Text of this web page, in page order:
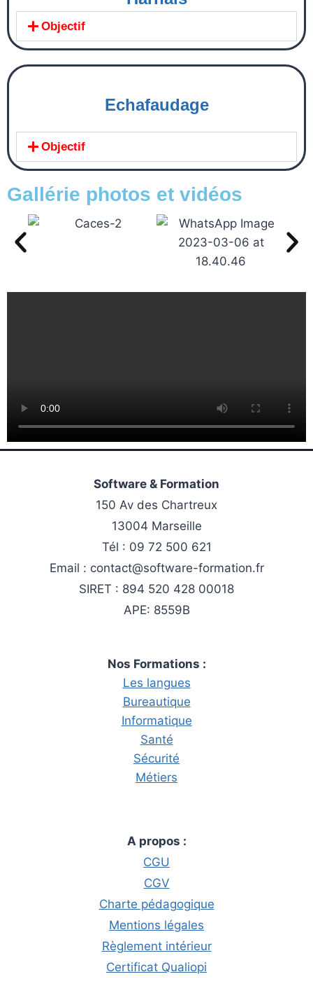
Objectif
Echafaudage
Objectif
Gallérie photos et vidéos
Software & Formation
150 Av des Chartreux
13004 Marseille
Tél : 09 72 500 621
Email : contact@software-formation.fr
SIRET : 894 520 428 00018
APE: 8559B
Nos Formations :
Les langues
Bureautique
Informatique
Santé
Sécurité
Métiers
A propos :
CGU
CGV
Charte pédagogique
Mentions légales
Règlement intérieur
Certificat Qualiopi